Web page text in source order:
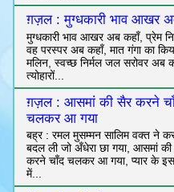
ग़ज़ल : मुग्धकारी भाव आखर
मुग्धकारी भाव आखर अब कहाँ, प्रेम
वह परस्पर अब कहाँ, मात गंगा का
मलिन, स्वच्छ निर्मल जल सरोवर अब
त्योहारों...
ग़ज़ल : आसमां की सैर करने
चलकर आ गया
बह्र : रमल मुसम्मन सालिम वक्त ने
बदल ली जो अँधेरा छा गया, आसमां
करने चाँद चलकर आ गया, प्यार के
में...